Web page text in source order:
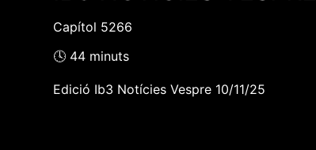
Capítol 5266
🕓 44 minuts
Edició Ib3 Notícies Vespre 10/11/25